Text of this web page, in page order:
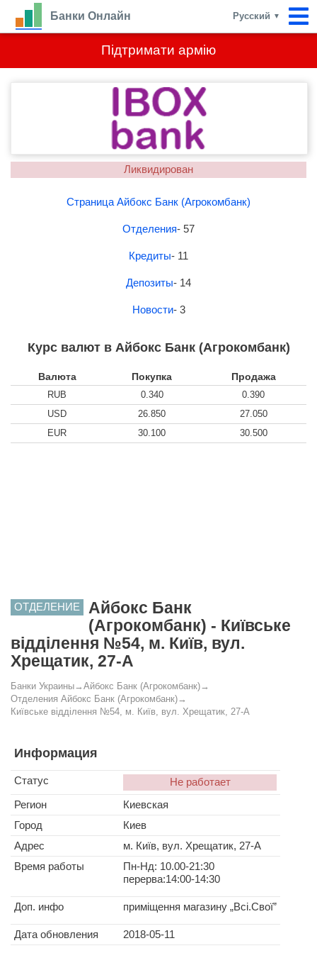
Підтримати армію
Банки Онлайн Русский ▼
Ликвидирован
Страница Айбокс Банк (Агрокомбанк)
Отделения- 57
Кредиты- 11
Депозиты- 14
Новости- 3
Курс валют в Айбокс Банк (Агрокомбанк)
Валюта Покупка Продажа
RUB 0.340
0.390
USD
26.850
27.050
EUR
30.100 30.500
ОТДЕЛЕНИЕ
Айбокс Банк
(Агрокомбанк) - Київське
відділення №54, м. Київ, вул.
Хрещатик, 27-А
Банки Украины→ Айбокс Банк (Агрокомбанк)→
Отделения Айбокс Банк (Агрокомбанк)→
Київське відділення №54, м. Київ, вул. Хрещатик, 27-А
Информация
Статус
Не работает
Регион
Киевская
Город
Киев
Адрес
м. Київ, вул. Хрещатик, 27-А
Время работы
Пн-Нд: 10.00-21:30
перерва:14:00-14:30
Доп. инфо приміщення магазину „Всі.Свої”
Дата обновления 2018-05-11